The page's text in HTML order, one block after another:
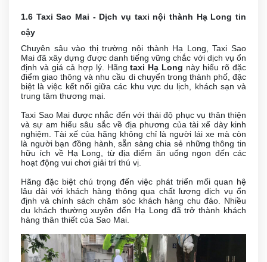
1.6 Taxi Sao Mai - Dịch vụ taxi nội thành Hạ Long tin
cậy
Chuyên sâu vào thị trường nội thành Hạ Long, Taxi Sao
Mai đã xây dựng được danh tiếng vững chắc với dịch vụ ổn
định và giá cả hợp lý. Hãngtaxi Hạ Long này hiểu rõ đặc
điểm giao thông và nhu cầu di chuyển trong thành phố, đặc
biệt là việc kết nối giữa các khu vực du lịch, khách sạn và
trung tâm thương mại.
Taxi Sao Mai được nhắc đến với thái độ phục vụ thân thiện
và sự am hiểu sâu sắc về địa phương của tài xế dày kinh
nghiệm. Tài xế của hãng không chỉ là người lái xe mà còn
là người bạn đồng hành, sẵn sàng chia sẻ những thông tin
hữu ích về Hạ Long, từ địa điểm ăn uống ngon đến các
hoạt động vui chơi giải trí thú vị.
Hãng đặc biệt chú trọng đến việc phát triển mối quan hệ
lâu dài với khách hàng thông qua chất lượng dịch vụ ổn
định và chính sách chăm sóc khách hàng chu đáo. Nhiều
du khách thường xuyên đến Hạ Long đã trở thành khách
hàng thân thiết của Sao Mai.